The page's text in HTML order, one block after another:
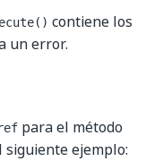
contiene los
un error.
para el método
siguiente ejemplo: